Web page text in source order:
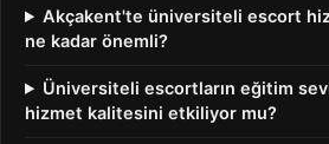
Akçakent'te üniversiteli escort
ne kadar önemli?
Üniversiteli escortların eğitim
hizmet kalitesini etkiliyor mu?